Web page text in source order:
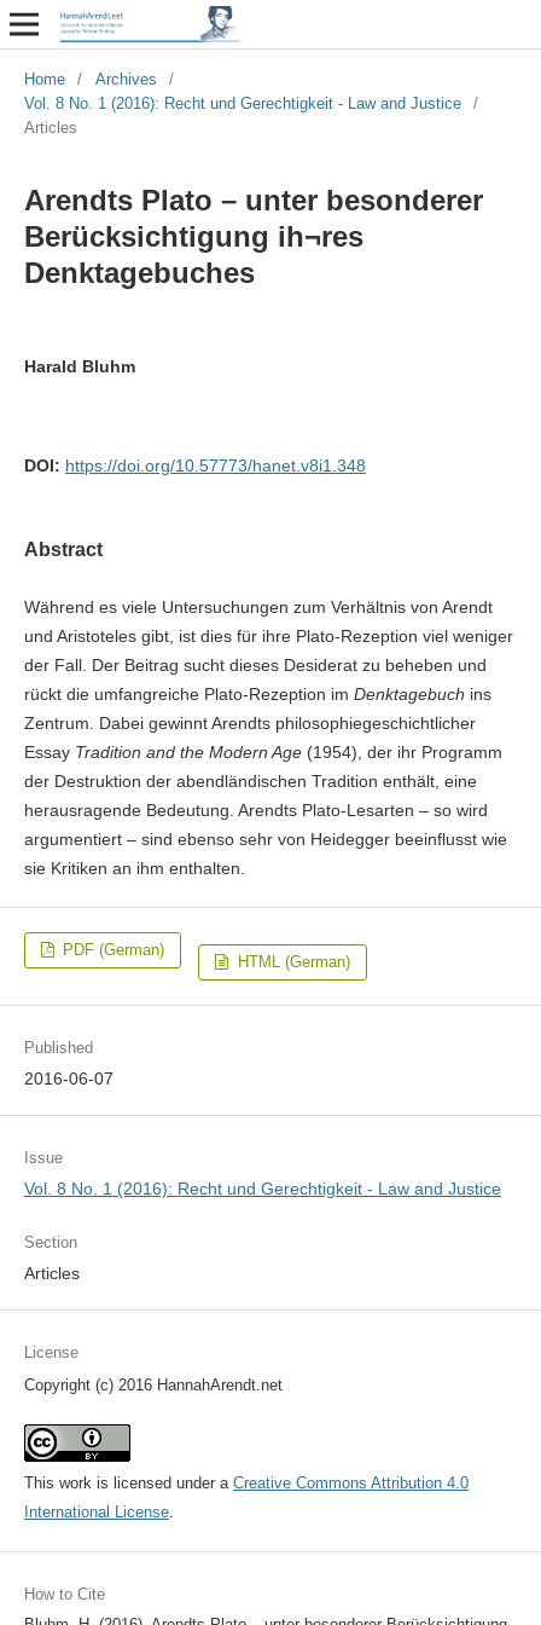
Home / Archives
/
Vol. 8 No. 1 (2016): Recht und Gerechtigkeit - Law and Justice
/
Articles
Arendts Plato – unter besonderer
Berücksichtigung ih¬res
Denktagebuches
Harald Bluhm
DOI: https://doi.org/10.57773/hanet.v8i1.348
Abstract
Während es viele Untersuchungen zum Verhältnis von Arendt
und Aristoteles gibt, ist dies für ihre Plato-Rezeption viel weniger
der Fall. Der Beitrag sucht dieses Desiderat zu beheben und
rückt die umfangreiche Plato-Rezeption im Denktagebuch ins
Zentrum. Dabei gewinnt Arendts philosophiegeschichtlicher
Essay Tradition and the Modern Age(1954), der ihr Programm
der Destruktion der abendländischen Tradition enthält, eine
herausragende Bedeutung. Arendts Plato-Lesarten – so wird
argumentiert – sind ebenso sehr von Heidegger beeinflusst wie
sie Kritiken an ihm enthalten.
PDF (German)
HTML (German)
Published
2016-06-07
Issue
Vol. 8 No. 1 (2016): Recht und Gerechtigkeit - Law and Justice
Section
Articles
License
Copyright (c) 2016 HannahArendt.net
This work is licensed under a Creative Commons Attribution 4.0
International License.
How to Cite